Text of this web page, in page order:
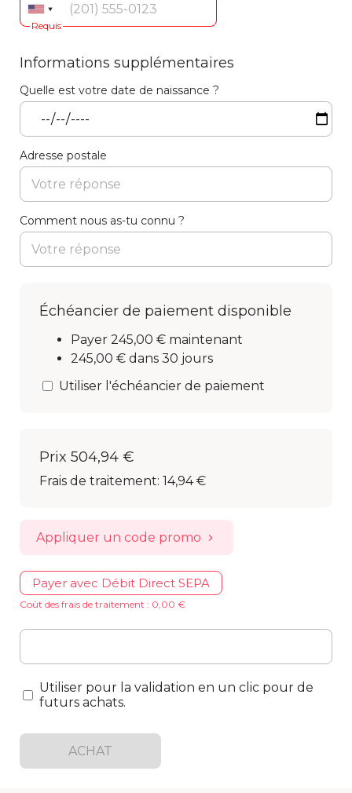
Requis
Informations supplémentaires
Quelle est votre date de naissance ?
Adresse postale
Comment nous as-tu connu ?
Échéancier de paiement disponible
Payer 245,00 € maintenant
245,00 € dans 30 jours
Utiliser l'échéancier de paiement
Prix 504,94 €
Frais de traitement: 14,94 €
Appliquer un code promo
Payer avec Débit Direct SEPA
Coût des frais de traitement : 0,00 €
Utiliser pour la validation en un clic pour de
futurs achats.
ACHAT